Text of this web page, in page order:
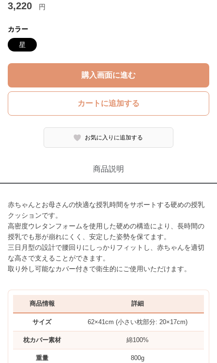
3,220 円
カラー
星
購入画面に進む
カートに追加する
お気に入りに追加する
商品説明
赤ちゃんとお母さんの快適な授乳時間をサポートする硬めの授乳
クッションです。
高密度ウレタンフォームを使用した硬めの構造により、長時間の
授乳でも形が崩れにくく、安定した姿勢を保てます。
三日月型の設計で腰回りにしっかりフィットし、赤ちゃんを適切
な高さで支えることができます。
取り外し可能なカバー付きで衛生的にご使用いただけます。
商品情報 詳細
サイズ 62×41cm (小さい枕部分: 20×17cm)
枕カバー素材 綿100%
重量 800g